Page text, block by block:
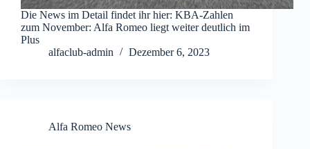
Die News im Detail findet ihr hier: KBA-Zahlen
zum November: Alfa Romeo liegt weiter deutlich im
Plus
alfaclub-admin
Dezember 6, 2023
Alfa Romeo News